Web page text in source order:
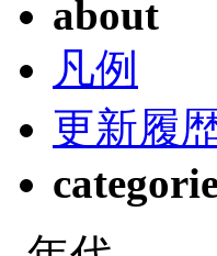
about
凡例
更新履